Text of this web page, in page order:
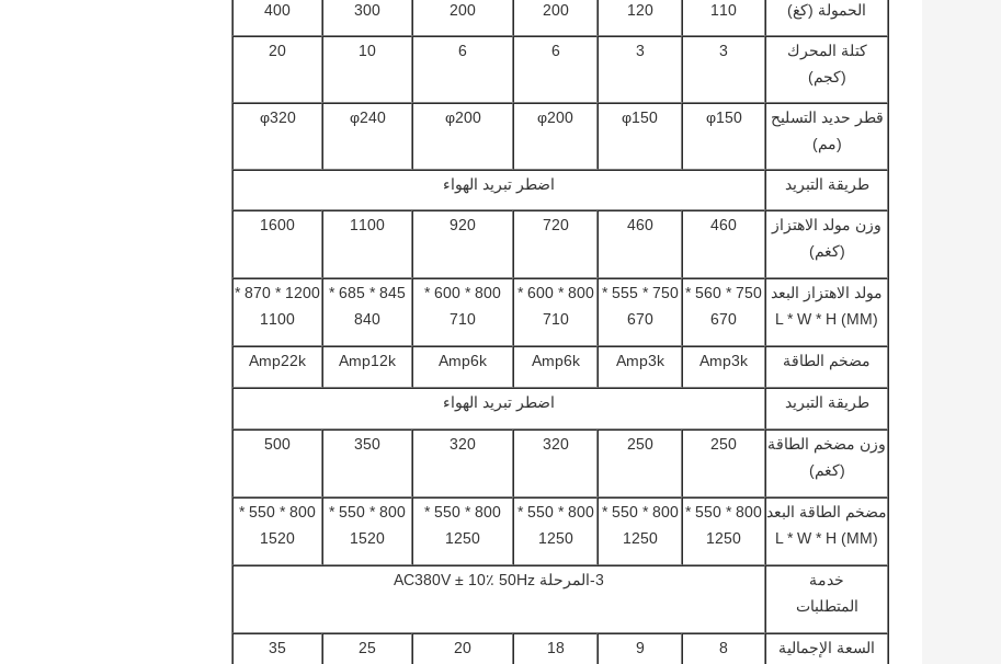
الحمولة (كغ) 110
120
200
200
300
400
كتلة المحرك
(كجم)
3
3
6
6
10
20
قطر حديد التسليح
(مم)
φ150
φ150
φ200
φ200
φ240
φ320
طريقة التبريد اضطر تبريد الهواء
وزن مولد الاهتزاز
(كغم)
460
460
720
920
1100
1600
مولد الاهتزاز البعد
L * W * H (MM)
750 * 560 *
670
750 * 555 *
670
800 * 600 *
710
800 * 600 *
710
845 * 685 *
840
1200 * 870 *
1100
مضخم الطاقة Amp3k
Amp3k
Amp6k
Amp6k
Amp12k
Amp22k
طريقة التبريد اضطر تبريد الهواء
وزن مضخم الطاقة
(كغم)
250
250
320
320
350
500
مضخم الطاقة البعد
L * W * H (MM)
800 * 550 *
1250
800 * 550 *
1250
800 * 550 *
1250
800 * 550 *
1250
800 * 550 *
1520
800 * 550 *
1520
خدمة
المتطلبات
3-المرحلة AC380V ± 10٪ 50Hz
السعة الإجمالية
8
9
18
20
25
35